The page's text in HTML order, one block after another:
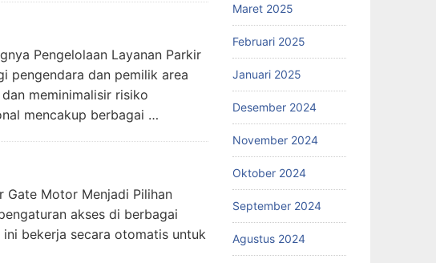
Pengelolaan Layanan Parkir
pengendara dan pemilik area
meminimalisir risiko
mencakup berbagai …
Gate Motor Menjadi Pilihan
akses di berbagai
bekerja secara otomatis untuk
Maret 2025
Februari 2025
Januari 2025
Desember 2024
November 2024
Oktober 2024
September 2024
Agustus 2024